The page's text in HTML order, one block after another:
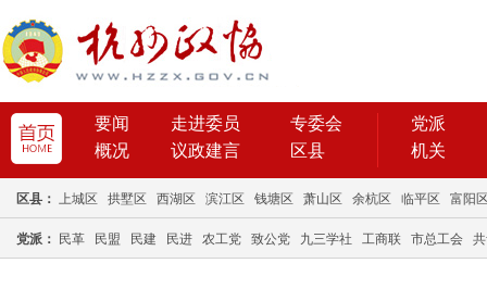
要闻 走进委员
专委会
概况
议政建言 区县
党派
机关
区县： 上城区 拱墅区 西湖区 滨江区 钱塘区 萧山区 余杭区 临平区 富阳
党派： 民革 民盟 民建 民进 农工党 致公党 九三学社 工商联 市总工会